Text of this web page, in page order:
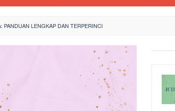
PANDUAN LENGKAP DAN TERPERINCI